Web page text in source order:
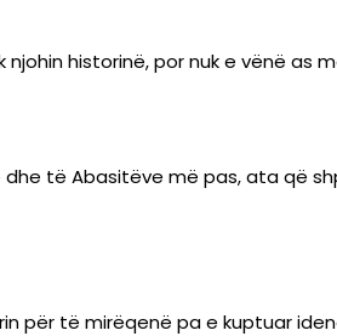
historinë, por nuk e vënë as
të Abasitëve më pas, ata që
për të mirëqenë pa e kuptuar